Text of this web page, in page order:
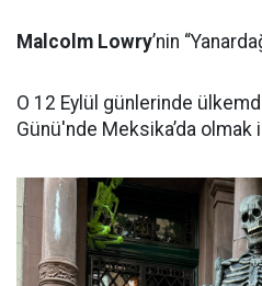
Malcolm Lowry’nin
O 12 Eylül günlerinde
Günü'nde Meksika’da